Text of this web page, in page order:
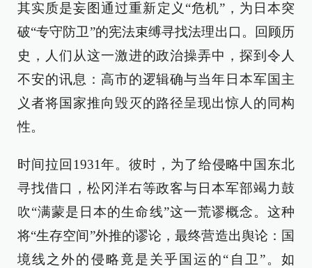
其实质是妄图通过重新定义“危机”，为日本突
破“专守防卫”的宪法束缚寻找法理出口。回顾历
史，人们从这一激进的政治操弄中，探到令人
不安的讯息：高市的逻辑确与当年日本军国主
义者将国家推向毁灭的路径呈现出惊人的同构
性。
时间拉回1931年。彼时，为了给侵略中国东北
寻找借口，松冈洋右等政客与日本军部竭力鼓
吹“满蒙是日本的生命线”这一荒谬概念。这种
将“生存空间”外推的谬论，最终营造出舆论：国
境线之外的侵略竟是关乎国运的“自卫”。如